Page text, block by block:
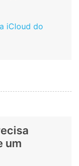
iCloud do
um